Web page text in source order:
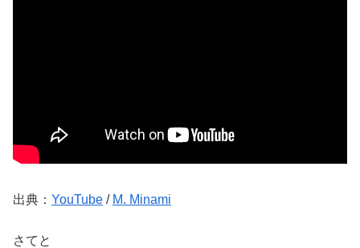
出典： YouTube / M. Minami
さてと